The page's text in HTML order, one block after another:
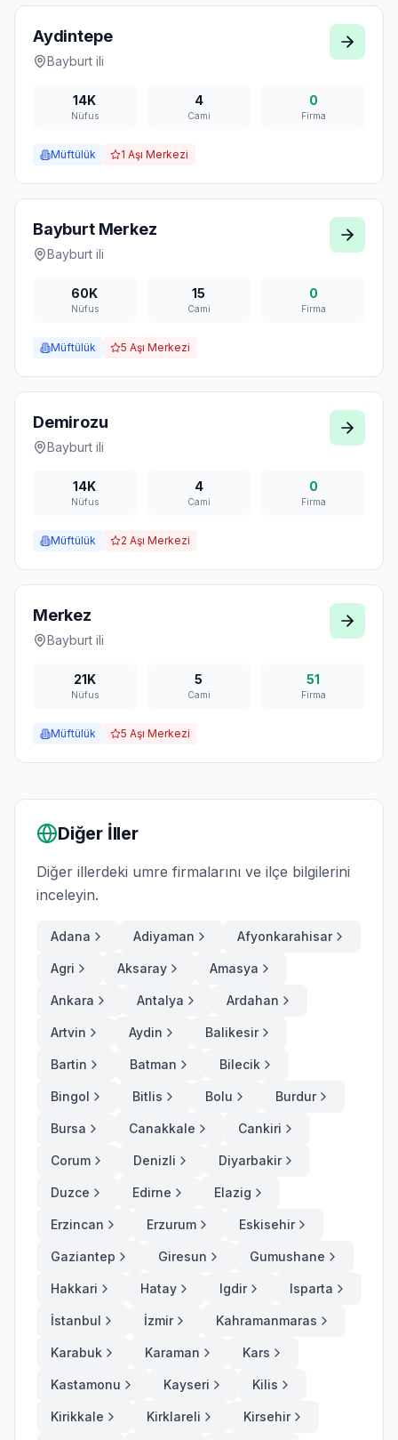
Aydintepe
Bayburt ili
14K
Nüfus
4
Cami
0
Firma
Müftülük 1 Aşı Merkezi
Bayburt Merkez
Bayburt ili
60K
Nüfus
15
Cami
0
Firma
Müftülük 5 Aşı Merkezi
Demirozu
Bayburt ili
14K
Nüfus
4
Cami
0
Firma
Müftülük 2 Aşı Merkezi
Merkez
Bayburt ili
21K
Nüfus
5
Cami
51
Firma
Müftülük 5 Aşı Merkezi
Diğer İller
Diğer illerdeki umre firmalarını ve ilçe bilgilerini
inceleyin.
Adana Adiyaman Afyonkarahisar
Agri Aksaray Amasya
Ankara Antalya Ardahan
Artvin Aydin Balikesir
Bartin Batman Bilecik
Bingol Bitlis Bolu Burdur
Bursa Canakkale Cankiri
Corum Denizli Diyarbakir
Duzce Edirne Elazig
Erzincan Erzurum Eskisehir
Gaziantep Giresun Gumushane
Hakkari Hatay Igdir Isparta
İstanbul İzmir Kahramanmaras
Karabuk Karaman Kars
Kastamonu Kayseri Kilis
Kirikkale Kirklareli Kirsehir